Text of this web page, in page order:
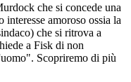
che si concede una
amoroso ossia la
che si ritrova a
a Fisk di non
Scopriremo di più